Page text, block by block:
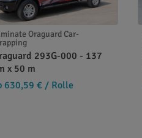
Oraguard Car-
293G-000 - 137
x 50 m
630,59 € / Rolle